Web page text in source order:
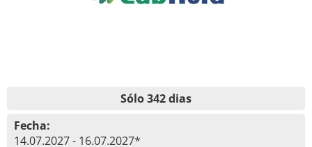
Sólo 342 dias
Fecha:
14.07.2027 - 16.07.2027*